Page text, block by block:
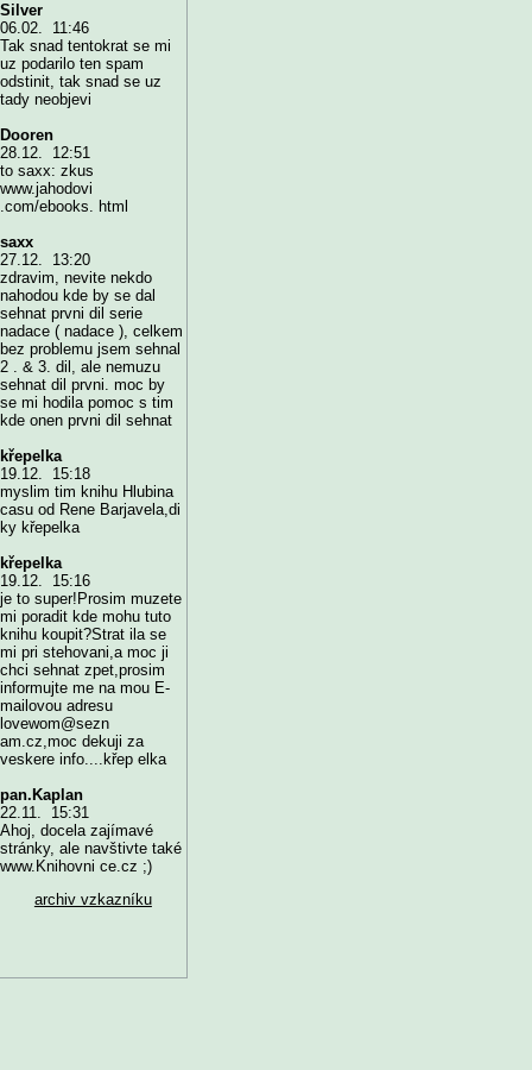
Silver
06.02. 11:46
Tak snad tentokrat se mi
uz podarilo ten spam
odstinit, tak snad se uz
tady neobjevi
Dooren
28.12. 12:51
to saxx: zkus
www.jahodovi
.com/ebooks. html
saxx
27.12. 13:20
zdravim, nevite nekdo
nahodou kde by se dal
sehnat prvni dil serie
nadace ( nadace ), celkem
bez problemu jsem sehnal
2 . & 3. dil, ale nemuzu
sehnat dil prvni. moc by
se mi hodila pomoc s tim
kde onen prvni dil sehnat
křepelka
19.12. 15:18
myslim tim knihu Hlubina
casu od Rene Barjavela,di
ky křepelka
křepelka
19.12. 15:16
je to super!Prosim muzete
mi poradit kde mohu tuto
knihu koupit?Strat ila se
mi pri stehovani,a moc ji
chci sehnat zpet,prosim
informujte me na mou E-
mailovou adresu
lovewom@sezn
am.cz,moc dekuji za
veskere info....křep elka
pan.Kaplan
22.11. 15:31
Ahoj, docela zajímavé
stránky, ale navštivte také
www.Knihovni ce.cz ;)
archiv vzkazníku